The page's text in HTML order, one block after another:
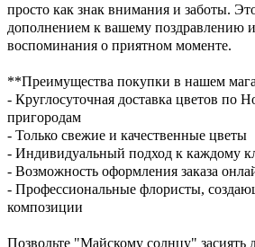
просто как знак внимания и заботы.
дополнением к вашему поздравлению
воспоминания о приятном моменте.
**Преимущества покупки в нашем
- Круглосуточная доставка цветов по
пригородам
- Только свежие и качественные цветы
- Индивидуальный подход к каждому
- Возможность оформления заказа
- Профессиональные флористы,
композиции
Позвольте "Майскому солнцу" засиять